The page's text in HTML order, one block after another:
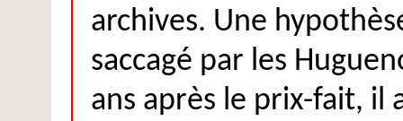
archives. Une
saccagé par les
ans après le prix-fait, il